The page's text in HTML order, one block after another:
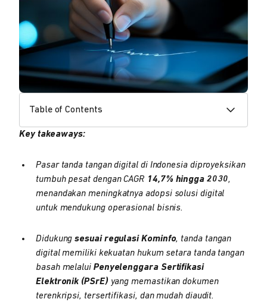
Table of Contents
Key takeaways:
Pasar tanda tangan digital di Indonesia diproyeksikan
tumbuh pesat dengan CAGR 14,7% hingga 2030,
menandakan meningkatnya adopsi solusi digital
untuk mendukung operasional bisnis.
Didukungsesuai regulasi Kominfo, tanda tangan
digital memiliki kekuatan hukum setara tanda tangan
basah melalui Penyelenggara Sertifikasi
Elektronik (PSrE)yang memastikan dokumen
terenkripsi, tersertifikasi, dan mudah diaudit.